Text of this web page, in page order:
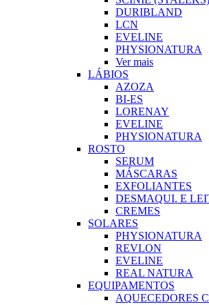
DURIBLAND
LCN
EVELINE
PHYSIONATURA
Ver mais
LÁBIOS
AZOZA
BI-ES
LORENAY
EVELINE
PHYSIONATURA
ROSTO
SERUM
MÁSCARAS
EXFOLIANTES
DESMAQUI. E
CREMES
SOLARES
PHYSIONATURA
REVLON
EVELINE
REAL NATURA
EQUIPAMENTOS
AQUECEDORES